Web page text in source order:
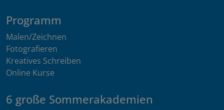
Programm
Malen/Zeichnen
Fotografieren
Kreatives Schreiben
Online Kurse
6 große Sommerakademien